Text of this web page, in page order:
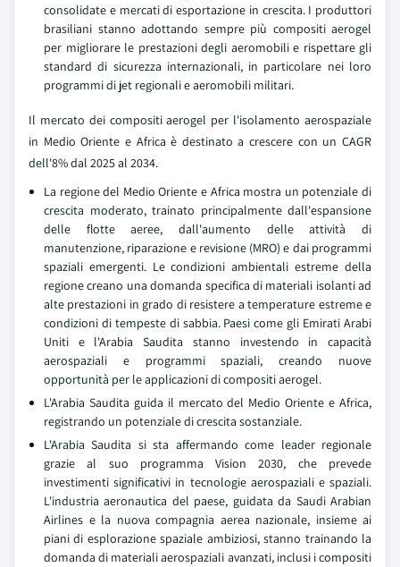
consolidate e mercati di esportazione in crescita. I produttori
brasiliani stanno adottando sempre più compositi aerogel
per migliorare le prestazioni degli aeromobili e rispettare gli
standard di sicurezza internazionali, in particolare nei loro
programmi di jet regionali e aeromobili militari.
Il mercato dei compositi aerogel per l'isolamento aerospaziale
in Medio Oriente e Africa è destinato a crescere con un CAGR
dell'8% dal 2025 al 2034.
La regione del Medio Oriente e Africa mostra un potenziale di
crescita moderato, trainato principalmente dall'espansione
delle flotte aeree, dall'aumento delle attività di
manutenzione, riparazione e revisione (MRO) e dai programmi
spaziali emergenti. Le condizioni ambientali estreme della
regione creano una domanda specifica di materiali isolanti ad
alte prestazioni in grado di resistere a temperature estreme e
condizioni di tempeste di sabbia. Paesi come gli Emirati Arabi
Uniti e l'Arabia Saudita stanno investendo in capacità
aerospaziali e programmi spaziali, creando nuove
opportunità per le applicazioni di compositi aerogel.
L'Arabia Saudita guida il mercato del Medio Oriente e Africa,
registrando un potenziale di crescita sostanziale.
L'Arabia Saudita si sta affermando come leader regionale
grazie al suo programma Vision 2030, che prevede
investimenti significativi in tecnologie aerospaziali e spaziali.
L'industria aeronautica del paese, guidata da Saudi Arabian
Airlines e la nuova compagnia aerea nazionale, insieme ai
piani di esplorazione spaziale ambiziosi, stanno trainando la
domanda di materiali aerospaziali avanzati, inclusi i compositi